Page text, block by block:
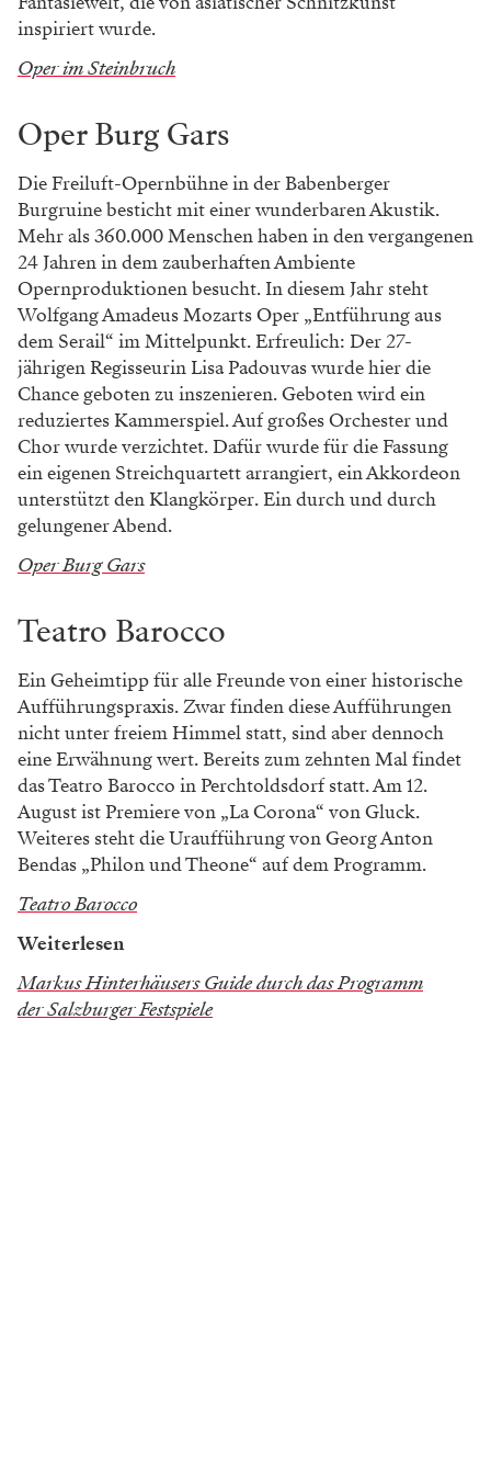
inspiriert wurde.
Oper im Steinbruch
Oper Burg Gars
Die Freiluft-Opernbühne in der Babenberger
Burgruine besticht mit einer wunderbaren Akustik.
Mehr als 360.000 Menschen haben in den vergangenen
24 Jahren in dem zauberhaften Ambiente
Opernproduktionen besucht. In diesem Jahr steht
Wolfgang Amadeus Mozarts Oper „Entführung aus
dem Serail“ im Mittelpunkt. Erfreulich: Der 27-
jährigen Regisseurin Lisa Padouvas wurde hier die
Chance geboten zu inszenieren. Geboten wird ein
reduziertes Kammerspiel. Auf großes Orchester und
Chor wurde verzichtet. Dafür wurde für die Fassung
ein eigenen Streichquartett arrangiert, ein Akkordeon
unterstützt den Klangkörper. Ein durch und durch
gelungener Abend.
Oper Burg Gars
Teatro Barocco
Ein Geheimtipp für alle Freunde von einer historische
Aufführungspraxis. Zwar finden diese Aufführungen
nicht unter freiem Himmel statt, sind aber dennoch
eine Erwähnung wert. Bereits zum zehnten Mal findet
das Teatro Barocco in Perchtoldsdorf statt. Am 12.
August ist Premiere von „La Corona“ von Gluck.
Weiteres steht die Uraufführung von Georg Anton
Bendas „Philon und Theone“ auf dem Programm.
Teatro Barocco
Weiterlesen
Markus Hinterhäusers Guide durch das Programm
der Salzburger Festspiele